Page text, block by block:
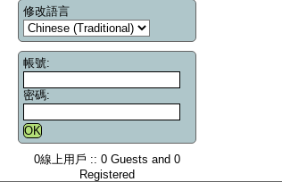
修改語言
帳號:
密碼:
0線上用戶 :: 0 Guests and 0
Registered